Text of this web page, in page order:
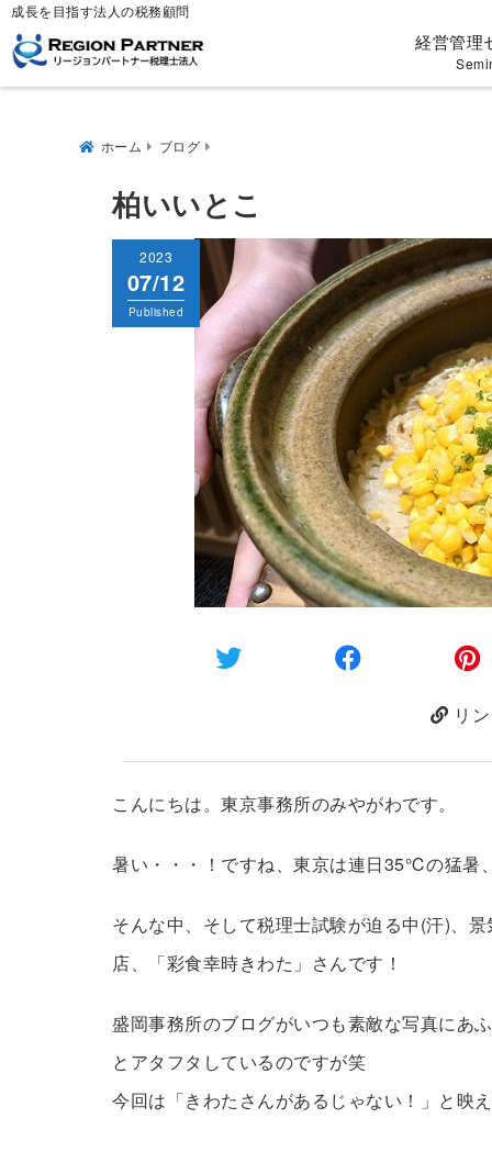
成長を目指す法人の税務顧問
経営管理
ホーム ブログ
柏いいとこ
2023
07/12
Published
リ
こんにちは。東京事務所のみやがわです。
暑い・・・！ですね、東京は連日35℃の猛暑
そんな中、そして税理士試験が迫る中(汗)、
店、「彩食幸時きわた」さんです！
盛岡事務所のブログがいつも素敵な写真にあ
とアタフタしているのですが笑
今回は「きわたさんがあるじゃない！」と映